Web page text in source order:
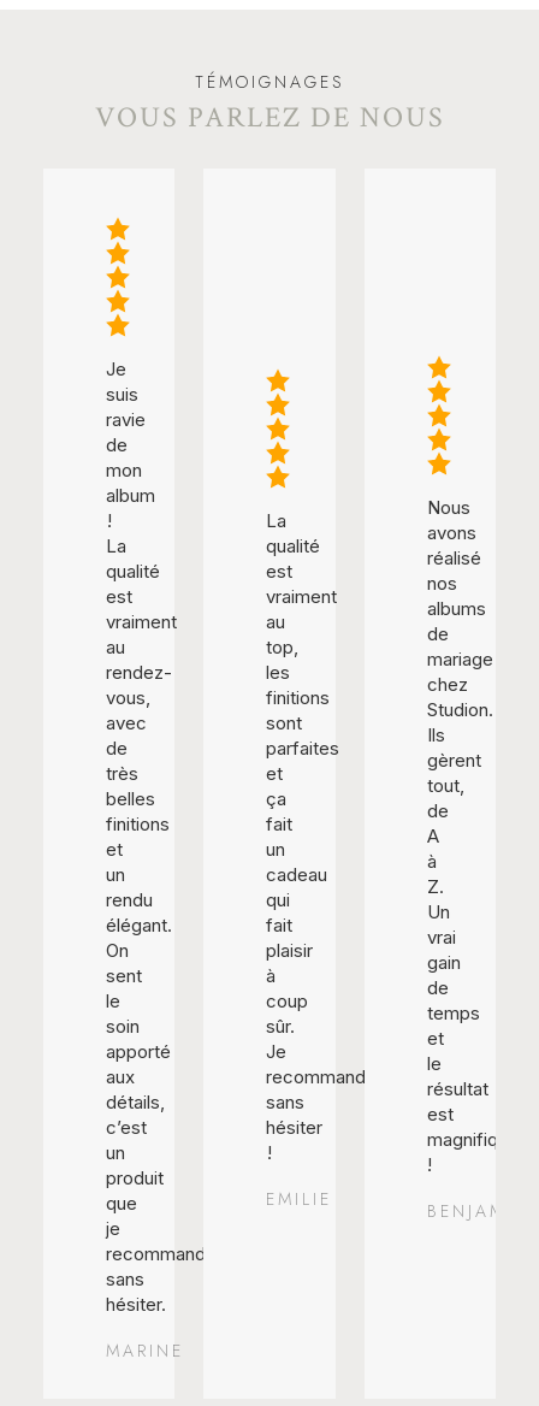
TÉMOIGNAGES
VOUS PARLEZ DE NOUS
Je
suis
ravie
de
mon
album
!
La
qualité
est
vraiment
au
rendez-
vous,
avec
de
très
belles
finitions
et
un
rendu
élégant.
On
sent
le
soin
apporté
aux
détails,
c’est
un
produit
que
je
recommande
sans
hésiter.
MARINE
La
qualité
est
vraiment
au
top,
les
finitions
sont
parfaites
et
ça
fait
un
cadeau
qui
fait
plaisir
à
coup
sûr.
Je
recommande
sans
hésiter
!
EMILIE
Nous
avons
réalisé
nos
albums
de
mariage
chez
Studion.
Ils
gèrent
tout,
de
A
à
Z.
Un
vrai
gain
de
temps
et
le
résultat
est
magnifique
!
BENJAMIN